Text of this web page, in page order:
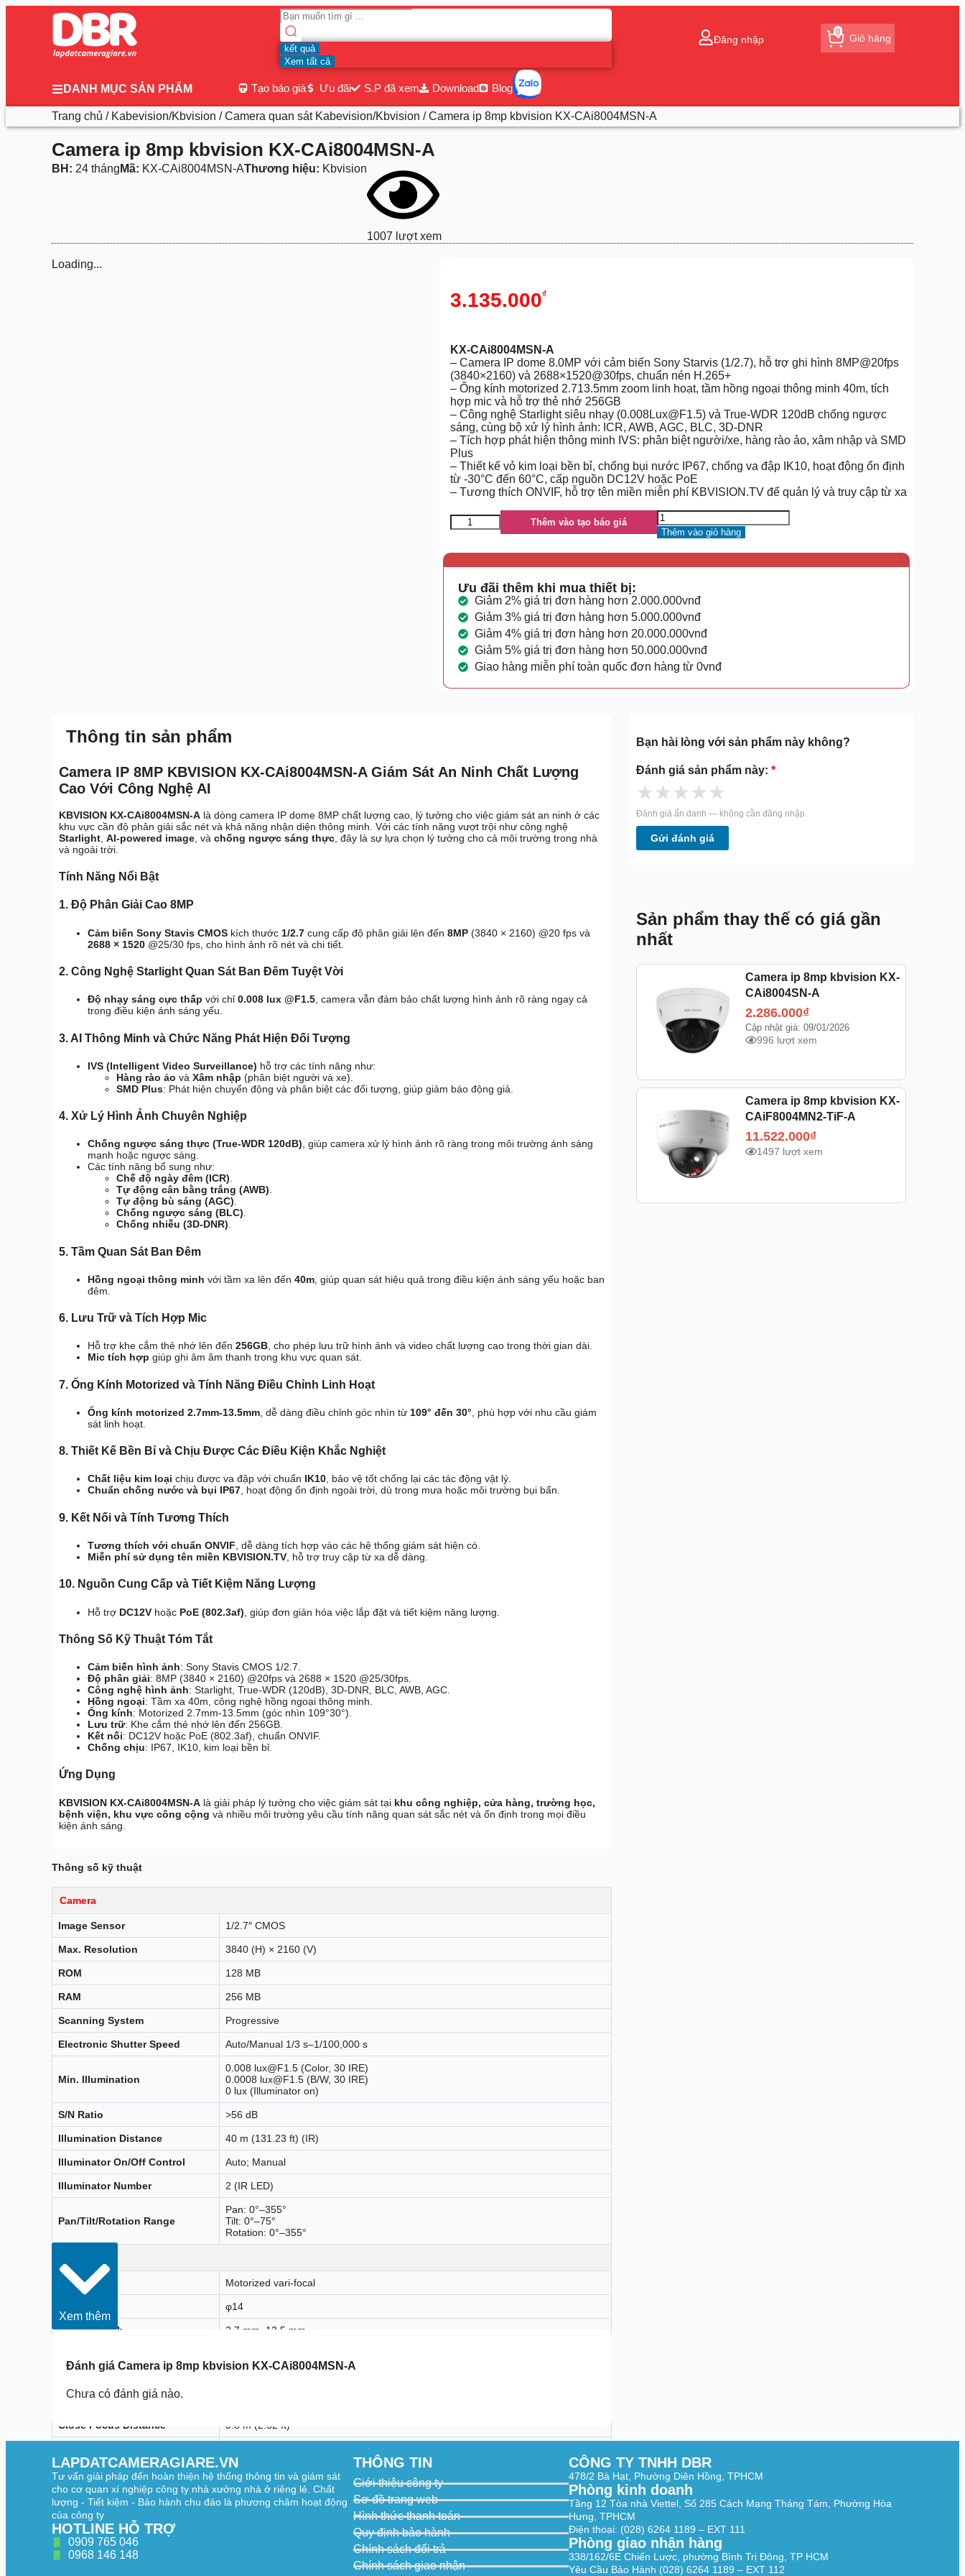
kết quả
Xem tất cả
Đăng nhập Giỏ hàng
0
DANH MỤC SẢN PHẨM Tạo báo giá Ưu đãi S.P đã xem Download Blog
Trang chủ / Kabevision/Kbvision /Camera quan sát Kabevision/Kbvision / Camera ip 8mp kbvision KX-CAi8004MSN-A
Camera ip 8mp kbvision KX-CAi8004MSN-A
BH: 24 tháng Mã: KX-CAi8004MSN-AThương hiệu: Kbvision
1007 lượt xem
Loading...
3.135.000₫
KX-CAi8004MSN-A
– Camera IP dome 8.0MP với cảm biến Sony Starvis (1/2.7), hỗ trợ ghi hình 8MP@20fps
(3840×2160) và 2688×1520@30fps, chuẩn nén H.265+
– Ống kính motorized 2.713.5mm zoom linh hoạt, tầm hồng ngoại thông minh 40m, tích
hợp mic và hỗ trợ thẻ nhớ 256GB
– Công nghệ Starlight siêu nhạy (0.008Lux@F1.5) và True-WDR 120dB chống ngược
sáng, cùng bộ xử lý hình ảnh: ICR, AWB, AGC, BLC, 3D-DNR
– Tích hợp phát hiện thông minh IVS: phân biệt người/xe, hàng rào ảo, xâm nhập và SMD
Plus
– Thiết kế vỏ kim loại bền bỉ, chống bụi nước IP67, chống va đập IK10, hoạt động ổn định
từ -30°C đến 60°C, cấp nguồn DC12V hoặc PoE
– Tương thích ONVIF, hỗ trợ tên miền miễn phí KBVISION.TV để quản lý và truy cập từ xa
Thêm vào tạo báo giá
Thêm vào giỏ hàng
Ưu đãi thêm khi mua thiết bị:
Giảm 2% giá trị đơn hàng hơn 2.000.000vnđ
Giảm 3% giá trị đơn hàng hơn 5.000.000vnđ
Giảm 4% giá trị đơn hàng hơn 20.000.000vnđ
Giảm 5% giá trị đơn hàng hơn 50.000.000vnđ
Giao hàng miễn phí toàn quốc đơn hàng từ 0vnđ
Thông tin sản phẩm
Camera IP 8MP KBVISION KX-CAi8004MSN-A Giám Sát An Ninh Chất Lượng
Cao Với Công Nghệ AI
KBVISION KX-CAi8004MSN-A là dòng camera IP dome 8MP chất lượng cao, lý tưởng cho việc giám sát an ninh ở các
khu vực cần độ phân giải sắc nét và khả năng nhận diện thông minh. Với các tính năng vượt trội như công nghệ
Starlight AI-powered image , và chống ngược sáng thực , đây là sự lựa chọn lý tưởng cho cả môi trường trong nhà
và ngoài trời.
Tính Năng Nổi Bật
1. Độ Phân Giải Cao 8MP
Cảm biến Sony Stavis CMOS kích thước 1/2.7 cung cấp độ phân giải lên đến 8MP (3840 × 2160) @20 fps và
2688 × 1520 @25/30 fps, cho hình ảnh rõ nét và chi tiết.
2. Công Nghệ Starlight Quan Sát Ban Đêm Tuyệt Vời
Độ nhạy sáng cực thấp với chỉ 0.008 lux @F1.5, camera vẫn đảm bảo chất lượng hình ảnh rõ ràng ngay cả
trong điều kiện ánh sáng yếu.
3. AI Thông Minh và Chức Năng Phát Hiện Đối Tượng
IVS (Intelligent Video Surveillance) hỗ trợ các tính năng như:
Hàng rào ảo và Xâm nhập (phân biệt người và xe).
SMD Plus: Phát hiện chuyển động và phân biệt các đối tượng, giúp giảm báo động giả.
4. Xử Lý Hình Ảnh Chuyên Nghiệp
Chống ngược sáng thực (True-WDR 120dB), giúp camera xử lý hình ảnh rõ ràng trong môi trường ánh sáng
mạnh hoặc ngược sáng.
Các tính năng bổ sung như:
Chế độ ngày đêm (ICR).
Tự động cân bằng trắng (AWB).
Tự động bù sáng (AGC).
Chống ngược sáng (BLC).
Chống nhiễu (3D-DNR).
5. Tầm Quan Sát Ban Đêm
Hồng ngoại thông minh với tầm xa lên đến 40m , giúp quan sát hiệu quả trong điều kiện ánh sáng yếu hoặc ban
đêm.
6. Lưu Trữ và Tích Hợp Mic
Hỗ trợ khe cắm thẻ nhớ lên đến 256GB, cho phép lưu trữ hình ảnh và video chất lượng cao trong thời gian dài.
Mic tích hợp giúp ghi âm âm thanh trong khu vực quan sát.
7. Ống Kính Motorized và Tính Năng Điều Chỉnh Linh Hoạt
Ống kính motorized 2.7mm-13.5mm , dễ dàng điều chỉnh góc nhìn từ 109° đến 30° , phù hợp với nhu cầu giám
sát linh hoạt.
8. Thiết Kế Bền Bỉ và Chịu Được Các Điều Kiện Khắc Nghiệt
Chất liệu kim loại chịu được va đập với chuẩn IK10, bảo vệ tốt chống lại các tác động vật lý.
Chuẩn chống nước và bụi IP67, hoạt động ổn định ngoài trời, dù trong mưa hoặc môi trường bụi bẩn.
9. Kết Nối và Tính Tương Thích
Tương thích với chuẩn ONVIF , dễ dàng tích hợp vào các hệ thống giám sát hiện có.
Miễn phí sử dụng tên miền KBVISION.TV , hỗ trợ truy cập từ xa dễ dàng.
10. Nguồn Cung Cấp và Tiết Kiệm Năng Lượng
Hỗ trợ DC12V hoặc PoE (802.3af) , giúp đơn giản hóa việc lắp đặt và tiết kiệm năng lượng.
Thông Số Kỹ Thuật Tóm Tắt
Cảm biến hình ảnh: Sony Stavis CMOS 1/2.7.
Độ phân giải: 8MP (3840 × 2160) @20fps và 2688 × 1520 @25/30fps.
Công nghệ hình ảnh: Starlight, True-WDR (120dB), 3D-DNR, BLC, AWB, AGC.
Hồng ngoại: Tầm xa 40m, công nghệ hồng ngoại thông minh.
Ống kính: Motorized 2.7mm-13.5mm (góc nhìn 109°30°).
Lưu trữ: Khe cắm thẻ nhớ lên đến 256GB.
Kết nối: DC12V hoặc PoE (802.3af), chuẩn ONVIF.
Chống chịu: IP67, IK10, kim loại bền bỉ.
Ứng Dụng
KBVISION KX-CAi8004MSN-A là giải pháp lý tưởng cho việc giám sát tại khu công nghiệp, cửa hàng, trường học,
bệnh viện, khu vực công cộng và nhiều môi trường yêu cầu tính năng quan sát sắc nét và ổn định trong mọi điều
kiện ánh sáng.
Thông số kỹ thuật
Camera
Image Sensor 1/2.7″ CMOS
Max. Resolution 3840 (H) × 2160 (V)
ROM 128 MB
RAM 256 MB
Scanning System Progressive
Electronic Shutter Speed Auto/Manual 1/3 s–1/100,000 s
Min. Illumination
0.008 lux@F1.5 (Color, 30 IRE)
0.0008 lux@F1.5 (B/W, 30 IRE)
0 lux (Illuminator on)
S/N Ratio >56 dB
Illumination Distance 40 m (131.23 ft) (IR)
Illuminator On/Off Control Auto; Manual
Illuminator Number 2 (IR LED)
Pan/Tilt/Rotation Range
Pan: 0°–355°
Tilt: 0°–75°
Rotation: 0°–355°
Lens Type Motorized vari-focal
φ14
Focal Length 2.7 mm–13.5 mm
Iris Control
Close Focus Distance 0.8 m (2.62 ft)
DORI Distance
Detect
Observe
34.1 m (111.88 ft)
Recognize17.1 m (56.10 ft)
Identify 8.5 m (27.89 ft)
LensT
112.0 m (367.45 ft)
56.0 m (183.73 ft)
Xem thêm
Đánh giá Camera ip 8mp kbvision KX-CAi8004MSN-A
Chưa có đánh giá nào.
Bạn hài lòng với sản phẩm này không?
Đánh giá sản phẩm này: *
★★★★★
Đánh giá ẩn danh — không cần đăng nhập.
Gửi đánh giá
Sản phẩm thay thế có giá gần
nhất
Camera ip 8mp kbvision KX-
CAi8004SN-A
2.286.000₫
Cập nhật giá: 09/01/2026
996 lượt xem
Camera ip 8mp kbvision KX-
CAiF8004MN2-TiF-A
11.522.000₫
1497 lượt xem
LAPDATCAMERAGIARE.VN
Tư vấn giải pháp đến hoàn thiện hệ thống thông tin và giám sát
cho cơ quan xí nghiệp công ty nhà xưởng nhà ở riêng lẻ. Chất
lượng - Tiết kiệm - Bảo hành chu đáo là phương châm hoạt động
của công ty
HOTLINE HỖ TRỢ
0909 765 046
0968 146 148
THÔNG TIN
Giới thiệu công ty
Sơ đồ trang web
Hình thức thanh toán
Quy định bảo hành
Chính sách đổi trả
Chính sách giao nhận
CÔNG TY TNHH DBR
478/2 Bà Hạt, Phường Diên Hồng, TPHCM
Phòng kinh doanh
Tầng 12 Tòa nhà Viettel, Số 285 Cách Mạng Tháng Tám, Phường Hòa
Hưng, TPHCM
Điện thoại: (028) 6264 1189 – EXT 111
Phòng giao nhận hàng
338/162/6E Chiến Lược, phường Bình Trị Đông, TP HCM
Yêu Cầu Bảo Hành (028) 6264 1189 – EXT 112